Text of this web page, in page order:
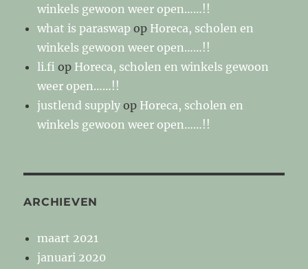
winkels gewoon weer open……!!
what is paraswap op Horeca, scholen en
winkels gewoon weer open……!!
li.fi op Horeca, scholen en winkels gewoon
weer open……!!
justlend supply op Horeca, scholen en
winkels gewoon weer open……!!
ARCHIEVEN
maart 2021
januari 2020